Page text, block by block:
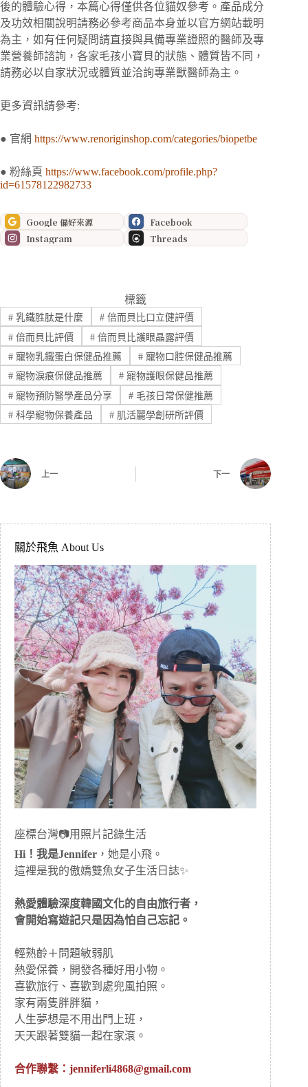
後的體驗心得，本篇心得僅供各位貓奴參考。 產品成分
及功效相關說明請務必參考商品本身並以官方網站載明
為主， 如有任何疑問請直接與具備專業證照的醫師及專
業營養師諮詢， 各家毛孩小寶貝的狀態、體質皆不同，
請務必以自家狀況或體質並洽詢專業獸醫師為主。
更多資訊請參考:
● 官網 https://www.renoriginshop.com/categories/biopetbe
● 粉絲頁 https://www.facebook.com/profile.php?
id=61578122982733
Google 偏好來源
Facebook
Instagram
Threads
標籤
#乳鐵胜肽是什麼 #倍而貝比口立健評價
#倍而貝比評價 #倍而貝比護眼晶露評價
#寵物乳鐵蛋白保健品推薦 #寵物口腔保健品推薦
#寵物淚痕保健品推薦 #寵物護眼保健品推薦
#寵物預防醫學產品分享 #毛孩日常保健推薦
#科學寵物保養產品 #肌活麗學創研所評價
上一 下一
關於飛魚 About Us
座標台灣📷用照片記錄生活
Hi！我是Jennifer ，她是小飛。
這裡是我的傲嬌雙魚女子生活日誌✨
熱愛體驗深度韓國文化的自由旅行者，
會開始寫遊記只是因為怕自己忘記。
輕熟齡＋問題敏弱肌
熱愛保養，開發各種好用小物。
喜歡旅行、喜歡到處兜風拍照。
家有兩隻胖胖貓，
人生夢想是不用出門上班，
天天跟著雙貓一起在家滾。
合作聯繫： jenniferli4868@gmail.com